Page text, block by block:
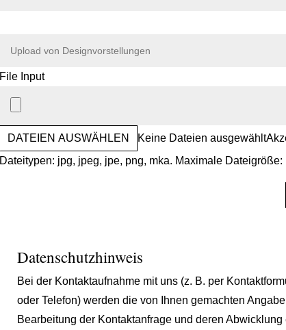
File Input
DATEIEN AUSWÄHLEN Keine Dateien ausgewählt
Dateitypen: jpg, jpeg, jpe, png, mka. Maximale Dateigröße:
Datenschutzhinweis
Bei der Kontaktaufnahme mit uns (z. B. per
oder Telefon) werden die von Ihnen gemachten
Bearbeitung der Kontaktanfrage und deren Abwicklung